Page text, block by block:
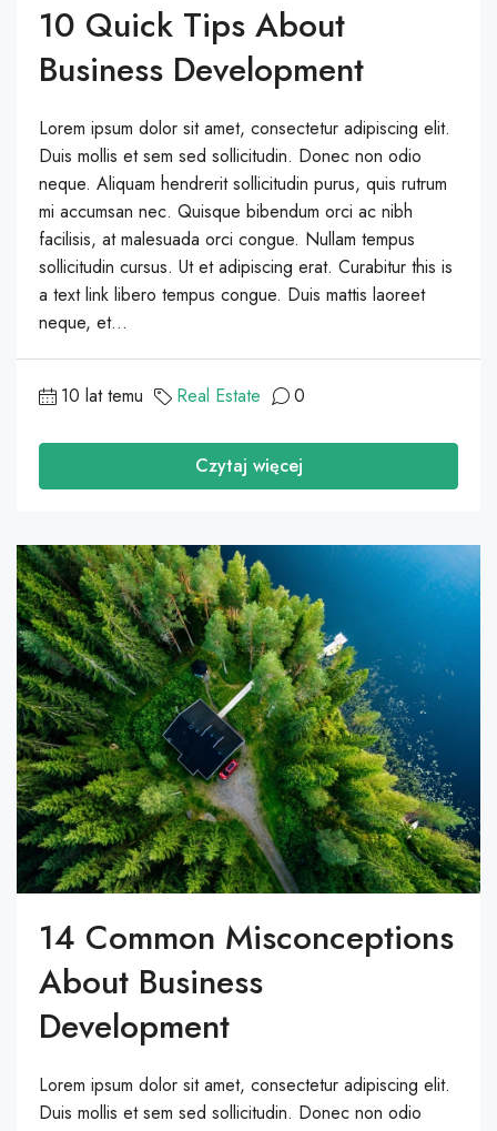
10 Quick Tips About
Business Development
Lorem ipsum dolor sit amet, consectetur adipiscing elit.
Duis mollis et sem sed sollicitudin. Donec non odio
neque. Aliquam hendrerit sollicitudin purus, quis rutrum
mi accumsan nec. Quisque bibendum orci ac nibh
facilisis, at malesuada orci congue. Nullam tempus
sollicitudin cursus. Ut et adipiscing erat. Curabitur this is
a text link libero tempus congue. Duis mattis laoreet
neque, et...
10 lat temu Real Estate 0
Czytaj więcej
14 Common Misconceptions
About Business
Development
Lorem ipsum dolor sit amet, consectetur adipiscing elit.
Duis mollis et sem sed sollicitudin. Donec non odio